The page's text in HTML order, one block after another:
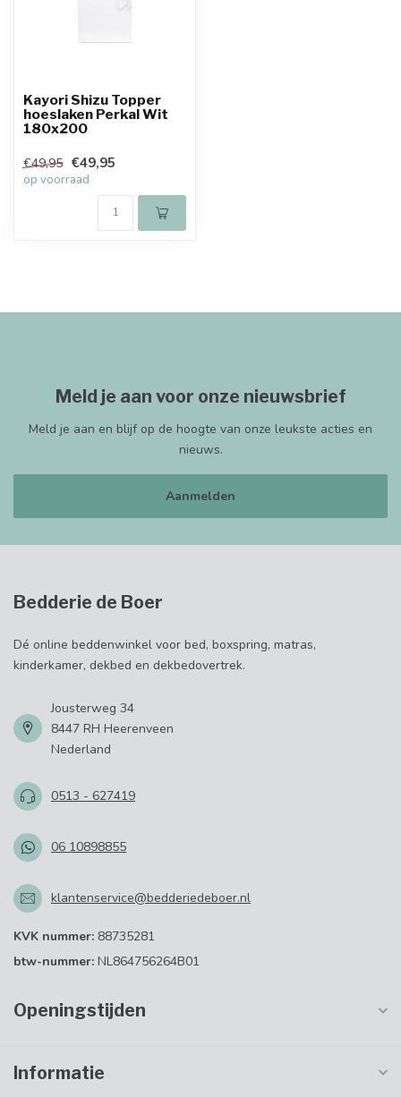
Kayori Shizu Topper
hoeslaken Perkal Wit
180x200
€49,95 €49,95
op voorraad
Meld je aan voor onze nieuwsbrief
Meld je aan en blijf op de hoogte van onze leukste acties en
nieuws.
Aanmelden
Bedderie de Boer
Dé online beddenwinkel voor bed, boxspring, matras,
kinderkamer, dekbed en dekbedovertrek.
Jousterweg 34
8447 RH Heerenveen
Nederland
0513 - 627419
06 10898855
klantenservice@bedderiedeboer.nl
KVK nummer: 88735281
btw-nummer: NL864756264B01
Openingstijden
Informatie